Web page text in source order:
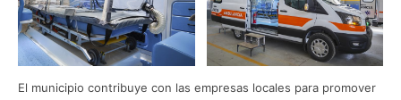
El municipio contribuye con las empresas locales para promover